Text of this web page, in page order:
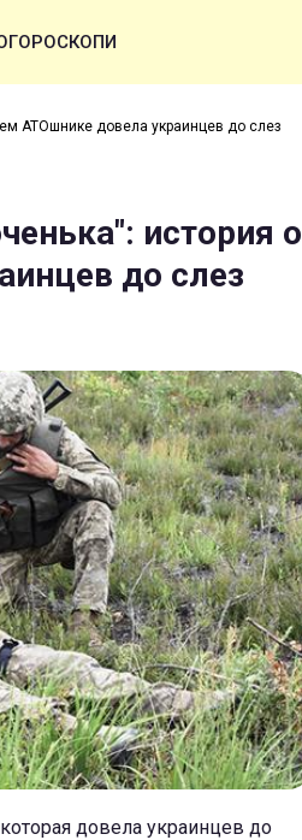
ГОРОСКОПИ
АТОшнике довела украинцев до слез
история о
до слез
довела украинцев до